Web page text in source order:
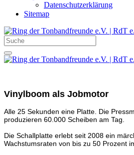
Datenschutzerklärung
Sitemap
Vinylboom als Jobmotor
Alle 25 Sekunden eine Platte. Die
produzieren 60.000 Scheiben am Tag.
Die Schallplatte erlebt seit 2008 ein
Wachstumsraten von bis zu 50 Prozent